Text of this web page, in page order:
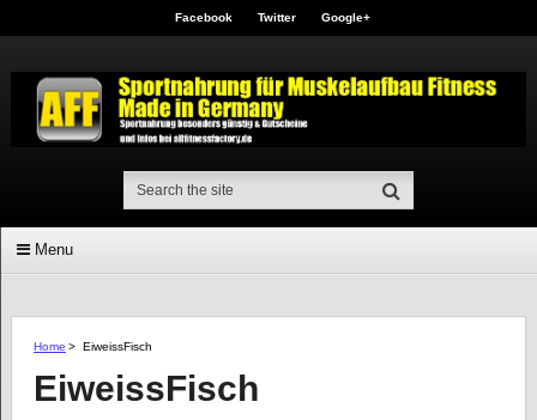
Facebook Twitter Google+
Menu
Home > EiweissFisch
EiweissFisch